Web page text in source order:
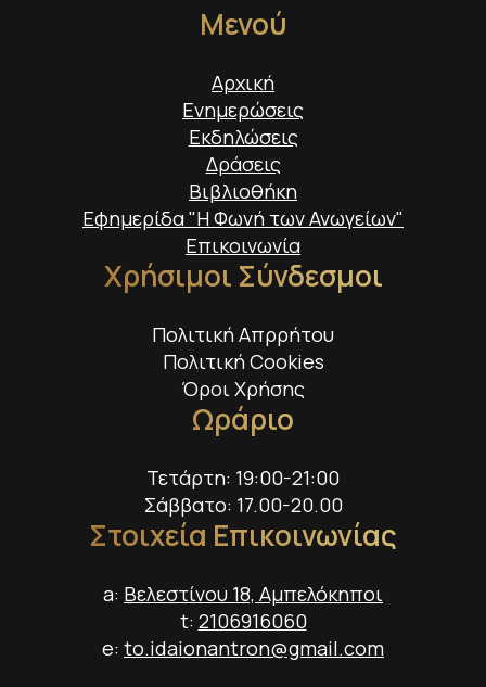
Μενού
Αρχική
Ενημερώσεις
Εκδηλώσεις
Δράσεις
Βιβλιοθήκη
Εφημερίδα "Η Φωνή των Ανωγείων"
Επικοινωνία
Χρήσιμοι Σύνδεσμοι
Πολιτική Απρρήτου
Πολιτική Cookies
Όροι Χρήσης
Ωράριο
Τετάρτη: 19:00-21:00
Σάββατο: 17.00-20.00
Στοιχεία Επικοινωνίας
a: Βελεστίνου 18, Αμπελόκηποι
t: 2106916060
e: to.idaionantron@gmail.com